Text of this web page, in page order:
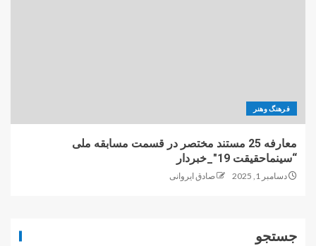
فرهنگ وهنر
معارفه 25 مستند مختصر در قسمت مسابقه ملی
“سینماحقیقت 19″_خبردار
دسامبر 1, 2025 صادق ایروانی
جستجو